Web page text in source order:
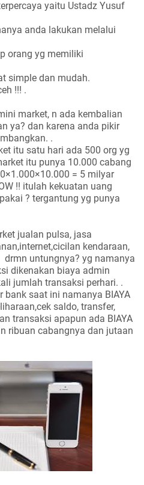
yaitu Ustadz Yusuf
anda lakukan melalui
orang yg memiliki
simple dan mudah.
!!! .
market, n ada kembalian
ya? dan karena anda pikir
.
itu satu hari ada 500 org yg
itu punya 10.000 cabang
= 5 milyar
!! itulah kekuatan uang
? tergantung yg punya
jualan pulsa, jasa
kendaraan,
drmn untungnya? yg namanya
dikenakan biaya admin
jumlah transaksi perhari. .
bank saat ini namanya BIAYA
saldo, transfer,
transaksi apapun ada BIAYA
ribuan cabangnya dan jutaan